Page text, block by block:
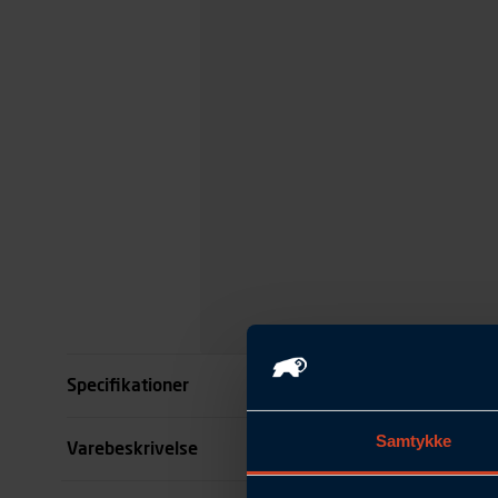
Samtykke
Specifikationer
Størrelse
Varebeskrivelse